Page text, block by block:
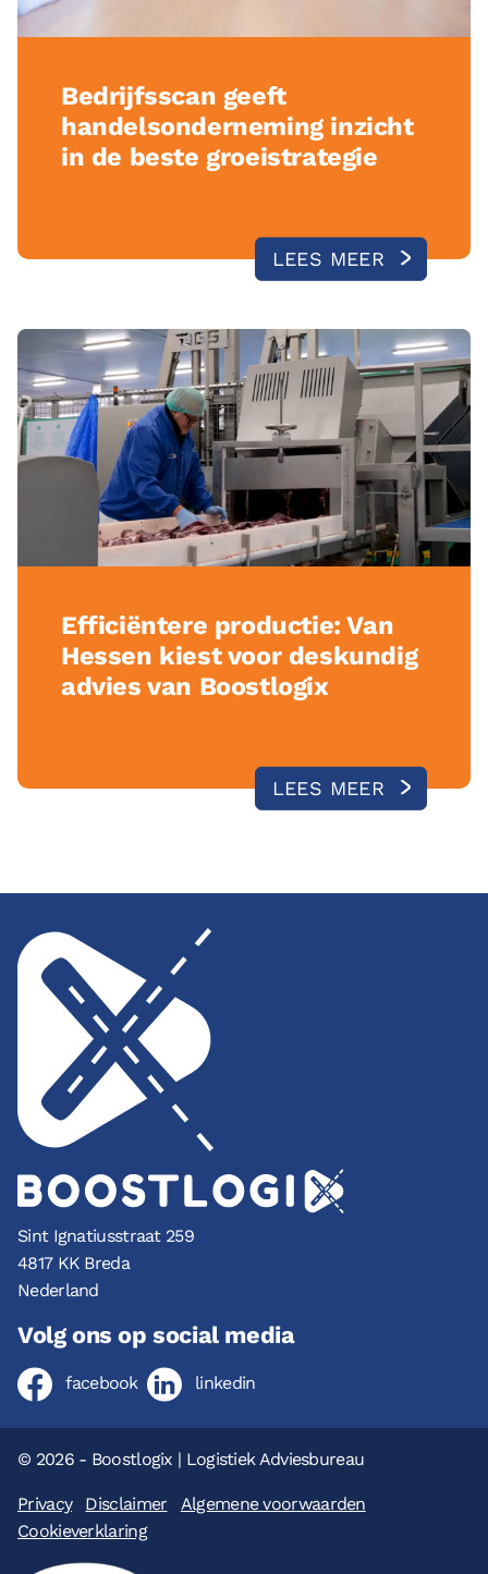
Bedrijfsscan geeft
handelsonderneming inzicht
in de beste groeistrategie
LEES MEER
Efficiëntere productie: Van
Hessen kiest voor deskundig
advies van Boostlogix
LEES MEER
Sint Ignatiusstraat 259
4817 KK Breda
Nederland
Volg ons op social media
facebook linkedin
© 2026 - Boostlogix | Logistiek Adviesbureau
Privacy Disclaimer
Algemene voorwaarden
Cookieverklaring